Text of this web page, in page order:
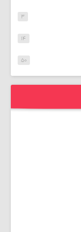
۳
۱۴
۵۰